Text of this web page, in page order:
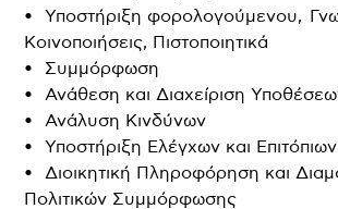
• Υποστήριξη φορολογούμενου,
Κοινοποιήσεις, Πιστοποιητικά
• Συμμόρφωση
• Ανάθεση και Διαχείριση
• Ανάλυση Κινδύνων
• Υποστήριξη Ελέγχων και
• Διοικητική Πληροφόρηση και
Πολιτικών Συμμόρφωσης